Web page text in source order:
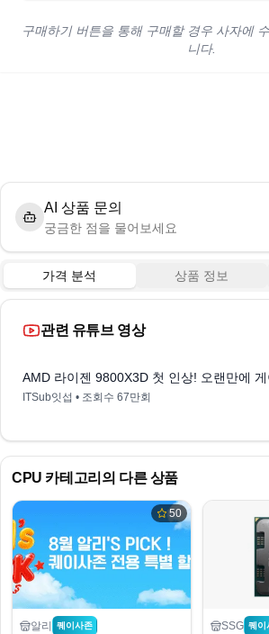
구매하기 버튼을 통해 구매할 경우 사자에
니다.
AI 상품 문의
궁금한 점을 물어보세요
가격 분석 상품 정보
관련 유튜브 영상
AMD 라이젠 9800X3D 첫 인상! 오랜만에
ITSub잇섭 • 조회수 67만회
CPU 카테고리의 다른 상품
50
알리 퀘이사존 SSG 퀘이